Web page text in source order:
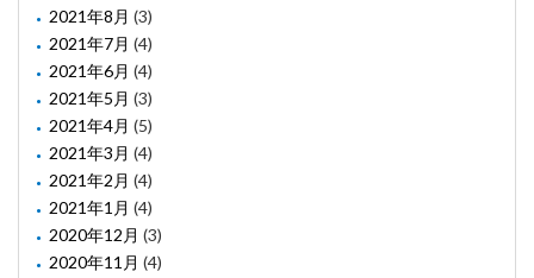
2021年8月 (3)
2021年7月 (4)
2021年6月 (4)
2021年5月 (3)
2021年4月 (5)
2021年3月 (4)
2021年2月 (4)
2021年1月 (4)
2020年12月 (3)
2020年11月 (4)